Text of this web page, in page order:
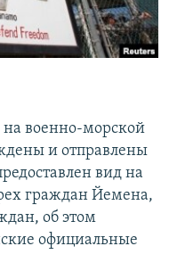
военно-морской
и отправлены
вид на
граждан Йемена,
об этом
официальные